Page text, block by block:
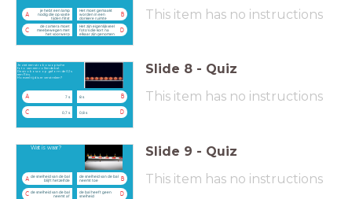
A
je hebt een lamp
nodig die op vaste
tijden flitst
B
Het moet gemaakt
worden in een
donkere ruimte
C
de camera moet
meebewegen met
het voorwerp
D
Het zijn eigenlijk veel
foto's die kort na
elkaar zijn genomen
This item has no instructions
Je ziet een stroboscopische
foto van een rollende bal.
De stroboscoop gaf om de 0,1 s
een flits.
Hoeveel tijd is er verstreken?
A 7 s B
8 s
C 0,7 s D
0,8 s
Slide 8 - Quiz
This item has no instructions
Wat is waar?
A de snelheid van de bal
blijft hetzelfde
B
de snelheid van de bal
neemt toe
C de snelheid van de bal
neemt af
D
de bal heeft geen
snelheid
Slide 9 - Quiz
This item has no instructions